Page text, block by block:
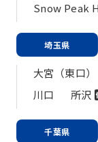
Snow Peak
埼玉県
大宮（東口）
川口 所沢
千葉県